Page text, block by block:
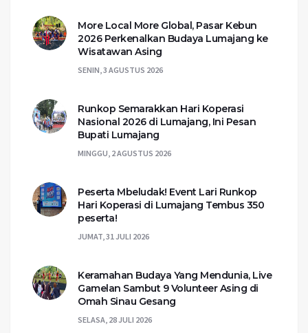
More Local More Global, Pasar Kebun
2026 Perkenalkan Budaya Lumajang ke
Wisatawan Asing
SENIN, 3 AGUSTUS 2026
Runkop Semarakkan Hari Koperasi
Nasional 2026 di Lumajang, Ini Pesan
Bupati Lumajang
MINGGU, 2 AGUSTUS 2026
Peserta Mbeludak! Event Lari Runkop
Hari Koperasi di Lumajang Tembus 350
peserta!
JUMAT, 31 JULI 2026
Keramahan Budaya Yang Mendunia, Live
Gamelan Sambut 9 Volunteer Asing di
Omah Sinau Gesang
SELASA, 28 JULI 2026